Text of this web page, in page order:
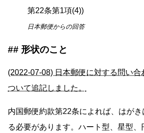
第22条第1項(4))
日本郵便からの回答
形状のこと
(2022-07-08) 日本郵便に対する問い合
ついて追記しました。
内国郵便約款第22条によれば、はが
る必要があります。ハート型、星型